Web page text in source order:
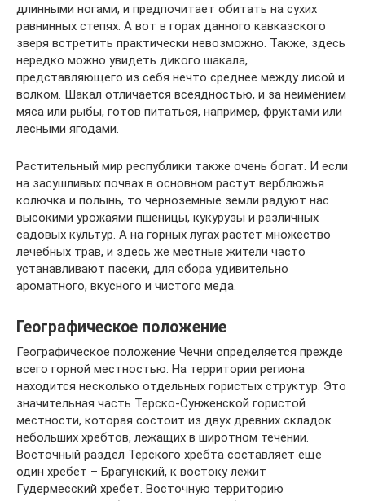
длинными ногами, и предпочитает обитать на сухих
равнинных степях. А вот в горах данного кавказского
зверя встретить практически невозможно. Также, здесь
нередко можно увидеть дикого шакала,
представляющего из себя нечто среднее между лисой и
волком. Шакал отличается всеядностью, и за неимением
мяса или рыбы, готов питаться, например, фруктами или
лесными ягодами.
Растительный мир республики также очень богат. И если
на засушливых почвах в основном растут верблюжья
колючка и полынь, то черноземные земли радуют нас
высокими урожаями пшеницы, кукурузы и различных
садовых культур. А на горных лугах растет множество
лечебных трав, и здесь же местные жители часто
устанавливают пасеки, для сбора удивительно
ароматного, вкусного и чистого меда.
Географическое положение
Географическое положение Чечни определяется прежде
всего горной местностью. На территории региона
находится несколько отдельных гористых структур. Это
значительная часть Терско-Сунженской гористой
местности, которая состоит из двух древних складок
небольших хребтов, лежащих в широтном течении.
Восточный раздел Терского хребта составляет еще
один хребет – Брагунский, к востоку лежит
Гудермесский хребет. Восточную территорию